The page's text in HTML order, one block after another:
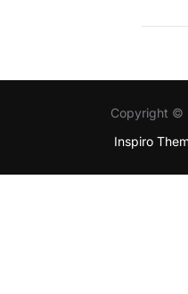
Copyright ©
Inspiro